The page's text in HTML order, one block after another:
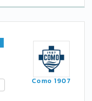
Como 1907